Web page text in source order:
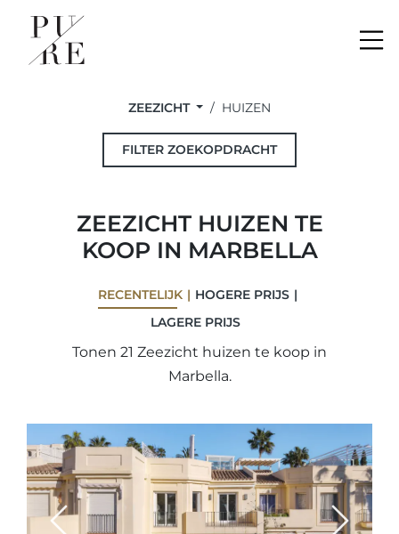
ZEEZICHT HUIZEN
FILTER ZOEKOPDRACHT
ZEEZICHT HUIZEN TE
KOOP IN MARBELLA
RECENTELIJK
HOGERE PRIJS
LAGERE PRIJS
Tonen 21 Zeezicht huizen te koop in
Marbella.